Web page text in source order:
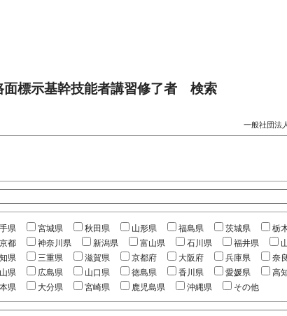
面標示基幹技能者講習修了者 検索
一般社団法
県 宮城県 秋田県 山形県 福島県 茨城県 栃
都 神奈川県 新潟県 富山県 石川県 福井県
県 三重県 滋賀県 京都府 大阪府 兵庫県 奈
県 広島県 山口県 徳島県 香川県 愛媛県 高
県 大分県 宮崎県 鹿児島県 沖縄県 その他